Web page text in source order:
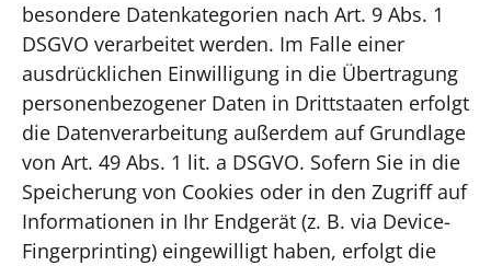
besondere Datenkategorien nach Art. 9 Abs. 1
DSGVO verarbeitet werden. Im Falle einer
ausdrücklichen Einwilligung in die Übertragung
personenbezogener Daten in Drittstaaten erfolgt
die Datenverarbeitung außerdem auf Grundlage
von Art. 49 Abs. 1 lit. a DSGVO. Sofern Sie in die
Speicherung von Cookies oder in den Zugriff auf
Informationen in Ihr Endgerät (z. B. via Device-
Fingerprinting) eingewilligt haben, erfolgt die